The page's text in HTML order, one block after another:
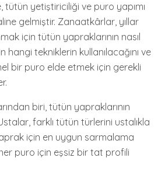
tütün yetiştiriciliği ve puro yapımı
gelmiştir. Zanaatkârlar, yıllar
için tütün yapraklarının nasıl
hangi tekniklerin kullanılacağını ve
bir puro elde etmek için gerekli
biri, tütün yapraklarının
farklı tütün türlerini ustalıkla
için en uygun sarmalama
puro için eşsiz bir tat profili